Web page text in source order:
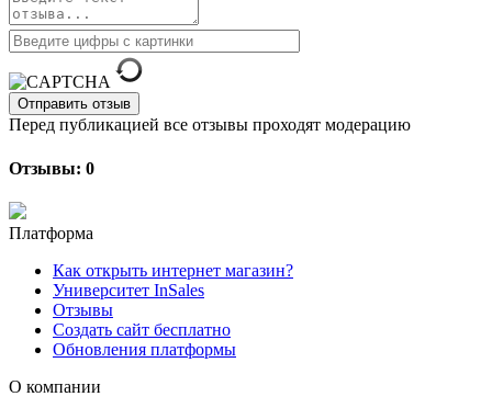
Отправить отзыв
Перед публикацией все отзывы проходят модерацию
Отзывы: 0
Платформа
Как открыть интернет магазин?
Университет InSales
Отзывы
Создать сайт бесплатно
Обновления платформы
О компании